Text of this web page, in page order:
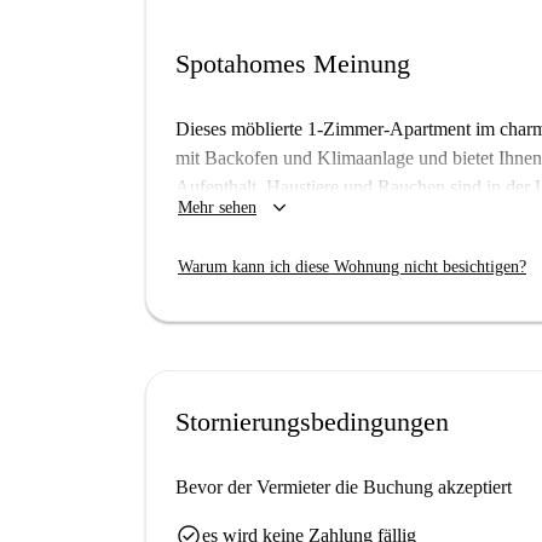
Spotahomes Meinung
Dieses möblierte 1-Zimmer-Apartment im
mit Backofen und Klimaanlage und bietet
Aufenthalt. Haustiere und Rauchen sind in der
Umgebung zu gewährleisten. Obwohl die
wurde.
Das Apartment liegt im Herzen von Monopoli
Porto Rosso sind nicht weit entfernt und
Mehr sehen keyboard_arrow_down
Warum kann ich diese Wohnung nicht besichtigen?
Stornierungsbedingungen
Bevor der Vermieter die Buchung akzeptiert
es wird keine Zahlung fällig